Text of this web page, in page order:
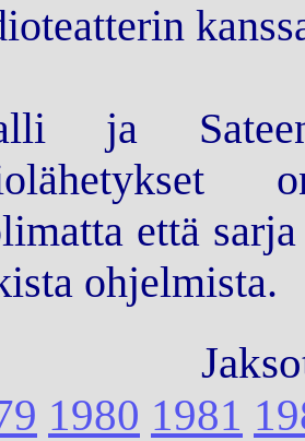
ja
että
ohjelmista.
1980 1981